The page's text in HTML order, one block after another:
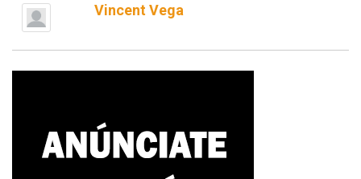
Vincent Vega